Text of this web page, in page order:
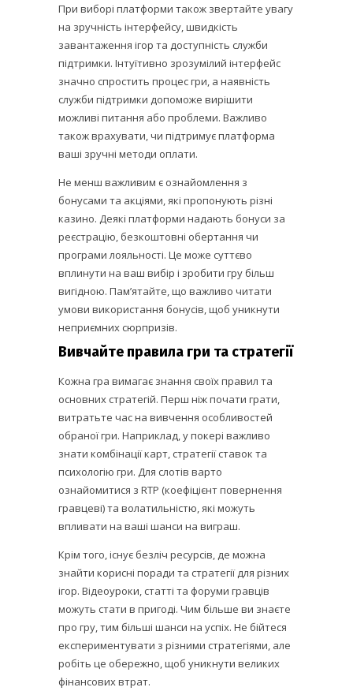
При виборі платформи також звертайте увагу
на зручність інтерфейсу, швидкість
завантаження ігор та доступність служби
підтримки. Інтуїтивно зрозумілий інтерфейс
значно спростить процес гри, а наявність
служби підтримки допоможе вирішити
можливі питання або проблеми. Важливо
також врахувати, чи підтримує платформа
ваші зручні методи оплати.
Не менш важливим є ознайомлення з
бонусами та акціями, які пропонують різні
казино. Деякі платформи надають бонуси за
реєстрацію, безкоштовні обертання чи
програми лояльності. Це може суттєво
вплинути на ваш вибір і зробити гру більш
вигідною. Пам’ятайте, що важливо читати
умови використання бонусів, щоб уникнути
неприємних сюрпризів.
Вивчайте правила гри та стратегії
Кожна гра вимагає знання своїх правил та
основних стратегій. Перш ніж почати грати,
витратьте час на вивчення особливостей
обраної гри. Наприклад, у покері важливо
знати комбінації карт, стратегії ставок та
психологію гри. Для слотів варто
ознайомитися з RTP (коефіцієнт повернення
гравцеві) та волатильністю, які можуть
впливати на ваші шанси на виграш.
Крім того, існує безліч ресурсів, де можна
знайти корисні поради та стратегії для різних
ігор. Відеоуроки, статті та форуми гравців
можуть стати в пригоді. Чим більше ви знаєте
про гру, тим більші шанси на успіх. Не бійтеся
експериментувати з різними стратегіями, але
робіть це обережно, щоб уникнути великих
фінансових втрат.